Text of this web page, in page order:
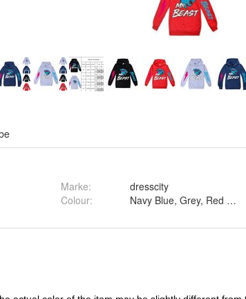
Marke:
dresscity
Colour: